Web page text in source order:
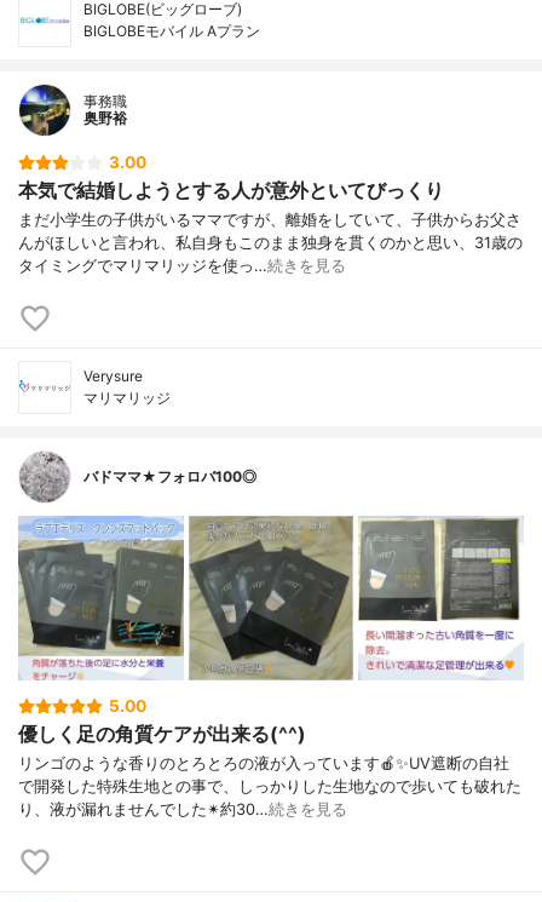
BIGLOBE(ビッグローブ)
BIGLOBEモバイル Aプラン
事務職
奥野裕
3.00
本気で結婚しようとする人が意外といてびっくり
まだ小学生の子供がいるママですが、離婚をしていて、子供からお父さ
んがほしいと言われ、私自身もこのまま独身を貫くのかと思い、31歳の
タイミングでマリマリッジを使っ…続きを見る
Verysure
マリマリッジ
バドママ★フォロバ100◎
5.00
優しく足の角質ケアが出来る(^^)
リンゴのような香りのとろとろの液が入っています🍎✨UV遮断の自社
で開発した特殊生地との事で、しっかりした生地なので歩いても破れた
り、液が漏れませんでした✴約30…続きを見る